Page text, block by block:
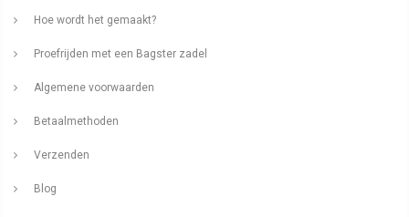
Hoe wordt het gemaakt?
Proefrijden met een Bagster zadel
Algemene voorwaarden
Betaalmethoden
Verzenden
Blog